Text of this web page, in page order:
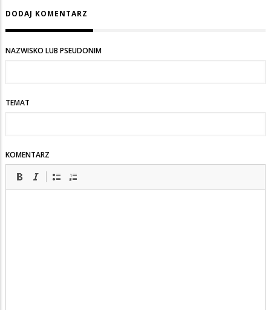
DODAJ KOMENTARZ
NAZWISKO LUB PSEUDONIM
TEMAT
KOMENTARZ